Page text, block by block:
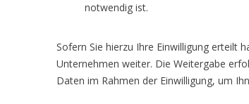
notwendig ist.
Sofern Sie hierzu Ihre Einwilligung erteilt
Unternehmen weiter. Die Weitergabe
Daten im Rahmen der Einwilligung, um